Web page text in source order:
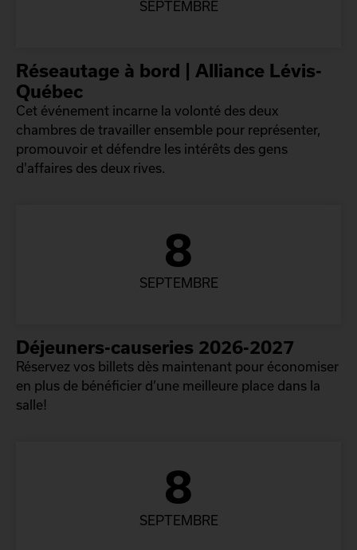
SEPTEMBRE
Réseautage à bord | Alliance Lévis-
Québec
Cet événement incarne la volonté des deux
chambres de travailler ensemble pour représenter,
promouvoir et défendre les intérêts des gens
d'affaires des deux rives.
8
SEPTEMBRE
Déjeuners-causeries 2026-2027
Réservez vos billets dès maintenant pour économiser
en plus de bénéficier d’une meilleure place dans la
salle!
8
SEPTEMBRE